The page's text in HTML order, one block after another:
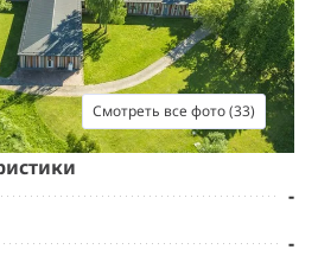
Смотреть все фото (33)
-
-